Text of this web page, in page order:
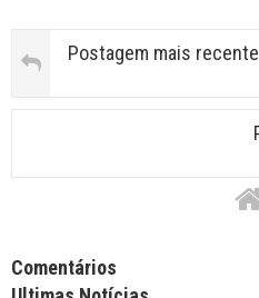
Postagem mais recente
Facebook Comments
Comentários